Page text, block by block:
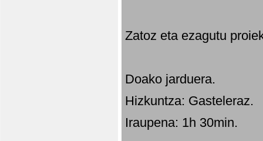
Zatoz eta ezagutu
Doako jarduera.
Hizkuntza: Gasteleraz.
Iraupena: 1h 30min.